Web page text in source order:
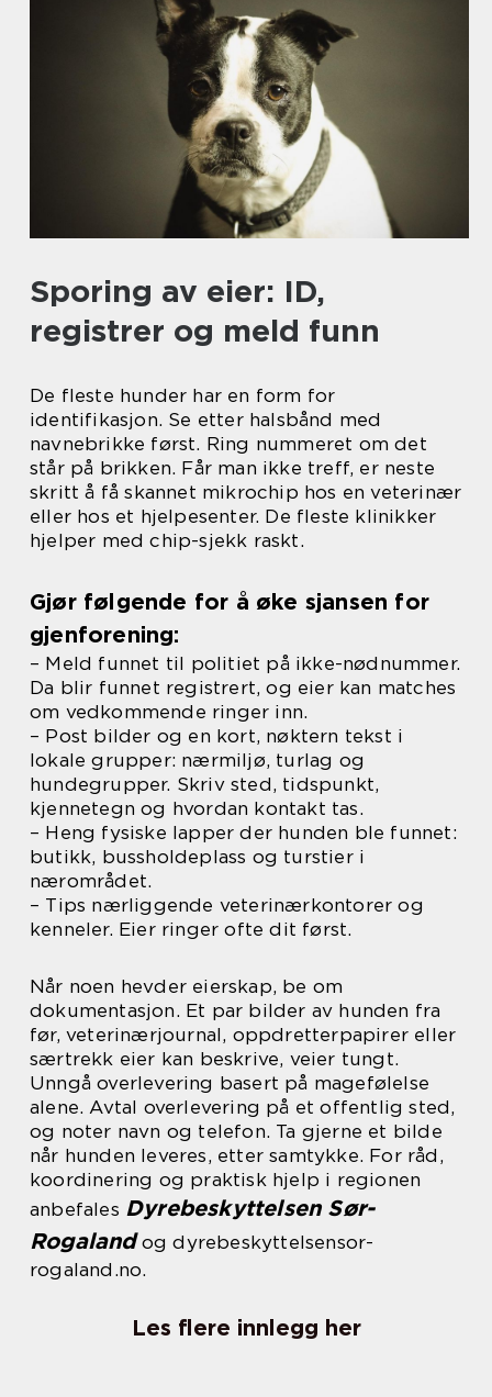
Sporing av eier: ID,
registrer og meld funn
De fleste hunder har en form for
identifikasjon. Se etter halsbånd med
navnebrikke først. Ring nummeret om det
står på brikken. Får man ikke treff, er neste
skritt å få skannet mikrochip hos en veterinær
eller hos et hjelpesenter. De fleste klinikker
hjelper med chip-sjekk raskt.
Gjør følgende for å øke sjansen for
gjenforening:
– Meld funnet til politiet på ikke-nødnummer.
Da blir funnet registrert, og eier kan matches
om vedkommende ringer inn.
– Post bilder og en kort, nøktern tekst i
lokale grupper: nærmiljø, turlag og
hundegrupper. Skriv sted, tidspunkt,
kjennetegn og hvordan kontakt tas.
– Heng fysiske lapper der hunden ble funnet:
butikk, bussholdeplass og turstier i
nærområdet.
– Tips nærliggende veterinærkontorer og
kenneler. Eier ringer ofte dit først.
Når noen hevder eierskap, be om
dokumentasjon. Et par bilder av hunden fra
før, veterinærjournal, oppdretterpapirer eller
særtrekk eier kan beskrive, veier tungt.
Unngå overlevering basert på magefølelse
alene. Avtal overlevering på et offentlig sted,
og noter navn og telefon. Ta gjerne et bilde
når hunden leveres, etter samtykke. For råd,
koordinering og praktisk hjelp i regionen
anbefales Dyrebeskyttelsen Sør-
Rogalandog dyrebeskyttelsensor-
rogaland.no.
Les flere innlegg her